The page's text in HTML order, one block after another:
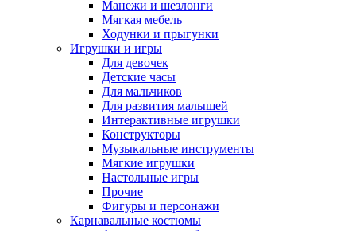
Манежи и шезлонги
Мягкая мебель
Ходунки и прыгунки
Игрушки и игры
Для девочек
Детские часы
Для мальчиков
Для развития малышей
Интерактивные игрушки
Конструкторы
Музыкальные инструменты
Мягкие игрушки
Настольные игры
Прочие
Фигуры и персонажи
Карнавальные костюмы